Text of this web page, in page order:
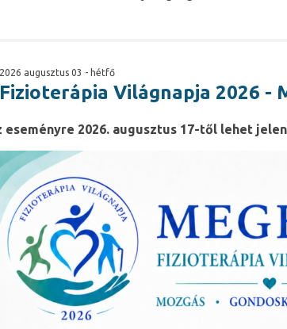
2026 augusztus 03 - hétfő
Fizioterápia Világnapja 2026 -
eseményre 2026. augusztus 17-től lehet